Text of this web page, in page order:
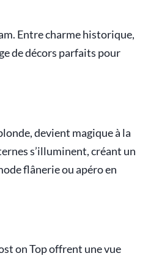
Entre charme historique,
de décors parfaits pour
devient magique à la
s’illuminent, créant un
flânerie ou apéro en
on Top offrent une vue